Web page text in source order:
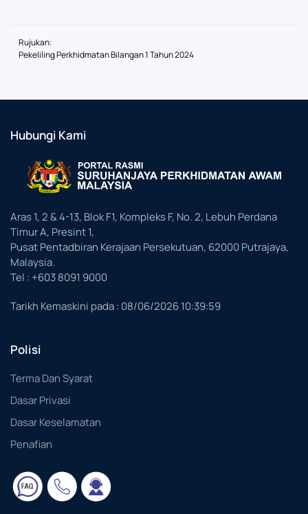
Rujukan:
Pekeliling Perkhidmatan Bilangan 1 Tahun 2024
Hubungi Kami
Aras 1, 2 & 4-13, Blok F1, Kompleks F, No. 2, Lebuh Perdana
Timur A, Presint 1,
Pusat Pentadbiran Kerajaan Persekutuan, 62000 Putrajaya,
Malaysia.
Tel : +603 8091 9000
Tarikh Kemaskini pada : 08/06/2026 10:39:59
Polisi
Terma Dan Syarat
Dasar Privasi
Dasar Keselamatan
Penafian